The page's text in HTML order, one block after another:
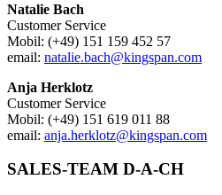
Natalie Bach
Customer Service
Mobil: (+49) 151 159 452 57
email: natalie.bach@kingspan.com
Anja Herklotz
Customer Service
Mobil: (+49) 151 619 011 88
email: anja.herklotz@kingspan.com
SALES-TEAM D-A-CH